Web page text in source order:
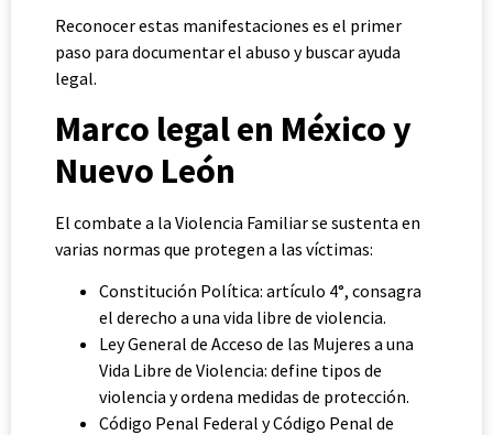
Reconocer estas manifestaciones es el primer
paso para documentar el abuso y buscar ayuda
legal.
Marco legal en México y
Nuevo León
El combate a la Violencia Familiar se sustenta en
varias normas que protegen a las víctimas:
Constitución Política: artículo 4°, consagra
el derecho a una vida libre de violencia.
Ley General de Acceso de las Mujeres a una
Vida Libre de Violencia: define tipos de
violencia y ordena medidas de protección.
Código Penal Federal y Código Penal de